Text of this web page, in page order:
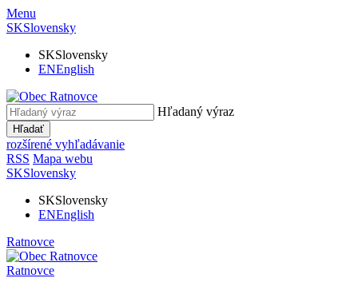
Menu
SKSlovensky
SKSlovensky
ENEnglish
Hľadaný výraz
Hľadať
rozšírené vyhľadávanie
RSS Mapa webu
SKSlovensky
SKSlovensky
ENEnglish
Ratnovce
Ratnovce